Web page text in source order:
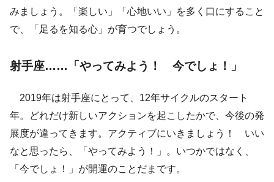
みましょう。「楽しい」「心地いい」を多く口にすること
で、「足るを知る心」が育つでしょう。
射手座……「やってみよう！ 今でしょ！」
2019年は射手座にとって、12年サイクルのスタート
年。どれだけ新しいアクションを起こしたかで、今後の発
展度が違ってきます。アクティブにいきましょう！ いい
なと思ったら、「やってみよう！」。いつかではなく、
「今でしょ！」が開運のことだまです。